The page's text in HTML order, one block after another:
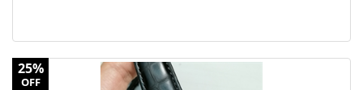
25%
OFF